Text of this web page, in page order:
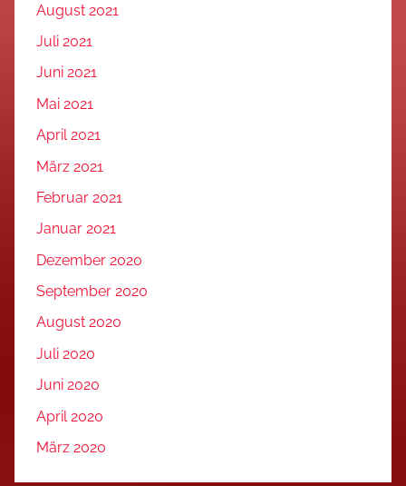
August 2021
Juli 2021
Juni 2021
Mai 2021
April 2021
März 2021
Februar 2021
Januar 2021
Dezember 2020
September 2020
August 2020
Juli 2020
Juni 2020
April 2020
März 2020